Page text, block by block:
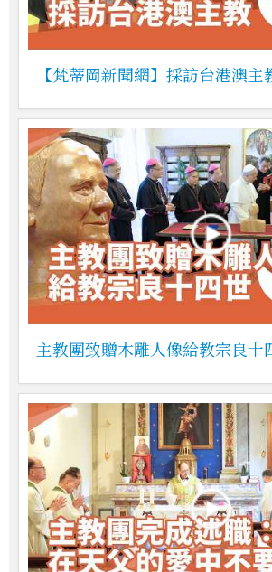
【梵蒂岡新聞網】採訪台港澳
主教團致贈木雕人像給教宗良十